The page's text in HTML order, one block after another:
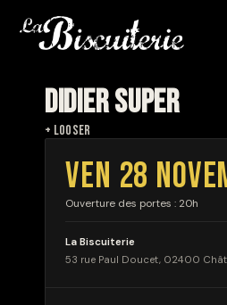
DIDIER SUPER
+ LOOSER
VEN 28
Ouverture des portes : 20h
La Biscuiterie
53 rue Paul Doucet, 02400